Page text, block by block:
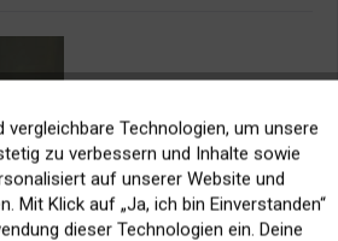
Duplex: Funktionsweise und
Aktiv
Inaktiv
vergleichbare Technologien, um unsere
zu verbessern und Inhalte sowie
auf unserer Website und
Mit Klick auf „Ja, ich bin Einverstanden“
dieser Technologien ein. Deine